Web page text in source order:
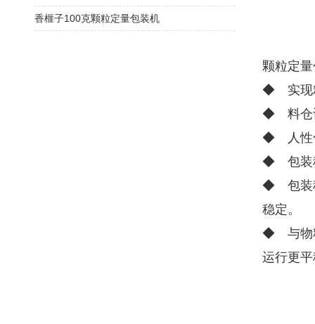
颗粒定
◆ 实现
◆ 料仓
◆ 人性
◆ 包装
◆ 包装
稳定。
◆ 与物
运行更
香榧子100克颗粒定量包装机